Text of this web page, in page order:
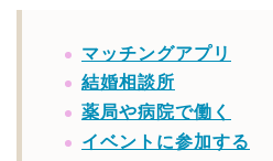
マッチングアプリ
結婚相談所
薬局や病院で働く
イベントに参加する